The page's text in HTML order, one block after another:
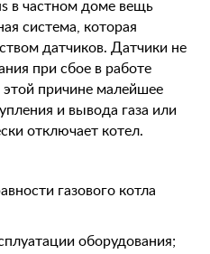
в частном доме вещь
система, которая
датчиков. Датчики не
при сбое в работе
этой причине малейшее
и вывода газа или
отключает котел.
газового котла
оборудования;